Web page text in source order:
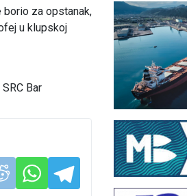
borio za opstanak,
u klupskoj
Bar